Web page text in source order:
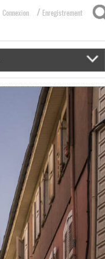
Connexion / Enregistrement